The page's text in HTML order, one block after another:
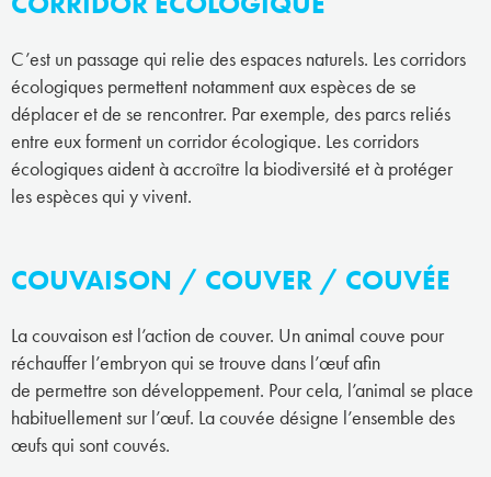
C’est un passage qui relie des espaces naturels. Les corridors
écologiques permettent notamment aux espèces de se
déplacer et de se rencontrer. Par exemple, des parcs reliés
entre eux forment un corridor écologique. Les corridors
écologiques aident à accroître la biodiversité et à protéger
les espèces qui y vivent.
COUVAISON / COUVER / COUVÉE
La couvaison est l’action de couver. Un animal couve pour
réchauffer l’embryon qui se trouve dans l’œuf afin
de permettre son développement. Pour cela, l’animal se place
habituellement sur l’œuf. La couvée désigne l’ensemble des
œufs qui sont couvés.